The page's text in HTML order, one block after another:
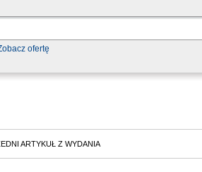
ofertę
ARTYKUŁ Z WYDANIA